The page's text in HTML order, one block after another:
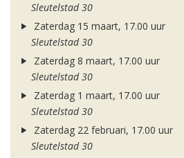
Sleutelstad 30
Zaterdag 15 maart, 17.00 uur
Sleutelstad 30
Zaterdag 8 maart, 17.00 uur
Sleutelstad 30
Zaterdag 1 maart, 17.00 uur
Sleutelstad 30
Zaterdag 22 februari, 17.00 uur
Sleutelstad 30